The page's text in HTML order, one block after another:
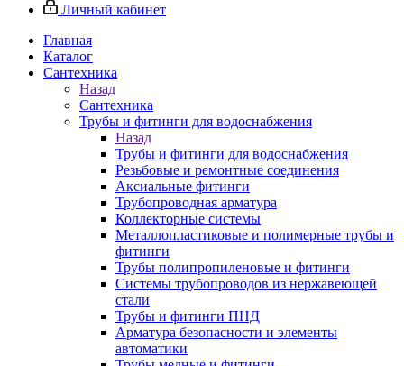
Личный кабинет
Главная
Каталог
Сантехника
Назад
Сантехника
Трубы и фитинги для водоснабжения
Назад
Трубы и фитинги для водоснабжения
Резьбовые и ремонтные соединения
Аксиальные фитинги
Трубопроводная арматура
Коллекторные системы
Металлопластиковые и полимерные трубы и
фитинги
Трубы полипропиленовые и фитинги
Системы трубопроводов из нержавеющей
стали
Трубы и фитинги ПНД
Арматура безопасности и элементы
автоматики